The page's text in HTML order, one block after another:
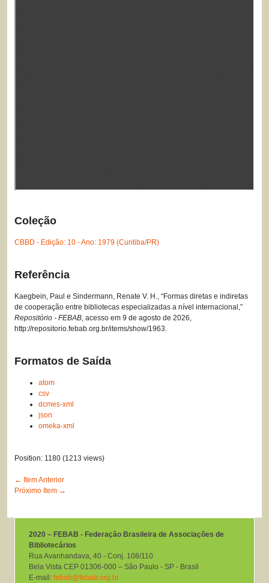
Coleção
CBBD - Edição: 10 - Ano: 1979 (Curitiba/PR)
Referência
Kaegbein, Paul e Sindermann, Renate V. H., “Formas diretas e indiretas
de cooperação entre bibliotecas especializadas a nível internacional,”
Repositório - FEBAB, acesso em 9 de agosto de 2026,
http://repositorio.febab.org.br/items/show/1963.
Formatos de Saída
atom
csv
dcmes-xml
json
omeka-xml
Position: 1180 (1213 views)
← Item Anterior
Próximo Item →
2020 – FEBAB - Federação Brasileira de Associações de
Bibliotecários
Rua Avanhandava, 40 ‐ Conj. 108/110
Bela Vista CEP 01306-000 – São Paulo ‐ SP ‐ Brasil
E-mail:febab@febab.org.br